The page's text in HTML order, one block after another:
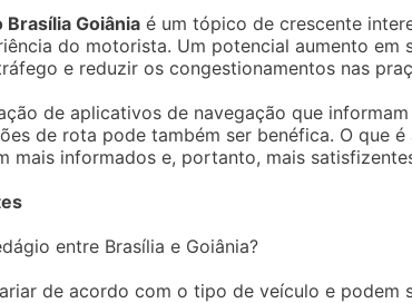
Brasília Goiânia é um tópico de crescente
do motorista. Um potencial aumento em
e reduzir os congestionamentos nas
de aplicativos de navegação que
de rota pode também ser benéfica. O que
mais informados e, portanto, mais
entre Brasília e Goiânia?
de acordo com o tipo de veículo e podem